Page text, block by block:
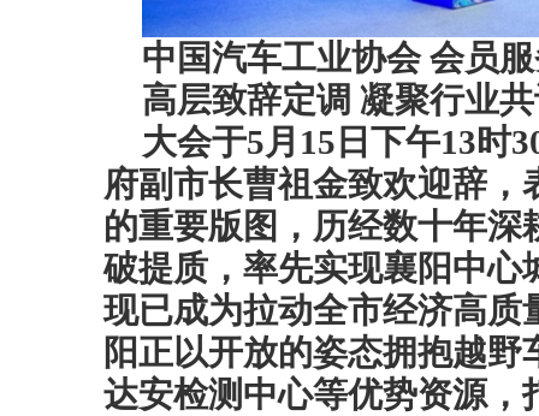
中国汽车工业协会 会员
高层致辞定调 凝聚行业
大会于5月15日下午13时
府副市长曹祖金致欢迎辞
的重要版图，历经数十年
破提质，率先实现襄阳中
现已成为拉动全市经济高
阳正以开放的姿态拥抱越
达安检测中心等优势资源